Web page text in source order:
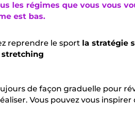
les régimes que vous vous
est bas.
reprendre le sport la stratégie
stretching
de façon graduelle pour
Vous pouvez vous